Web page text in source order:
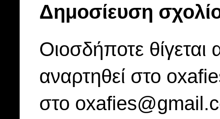
Δημοσίευση
Οιοσδήποτε
αναρτηθεί στο
στο